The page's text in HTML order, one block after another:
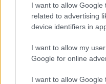
I want to allow Google
related to advertising
device identifiers in
I want to allow my
Google for online
I want to allow Google